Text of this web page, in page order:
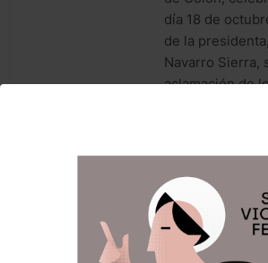
día 18 de
de la
Navarro Sierra,
aclamación de
LLegir noticia
La Honorable
en el Acto